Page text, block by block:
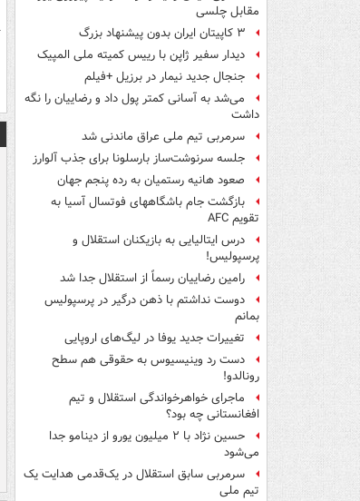
مقابل چلسی
۳ کاپیتان ایران بدون پیشنهاد بزرگ
دیدار سفیر ژاپن با رییس کمیته ملی المپیک
جنجال جدید نیمار در برزیل +فیلم
می‌شد به آسانی کمتر پول داد و رضاییان را نگه
داشت
سرمربی تیم ملی عراق ماندنی شد
جلسه سرنوشت‌ساز بارسلونا برای جذب آلوارز
صعود هانیه رستمیان به رده پنجم جهان
بازگشت جام باشگاههای فوتسال آسیا به
تقویم AFC
درس ایتالیایی‌ به بازیکنان استقلال و
پرسپولیس!
رامین رضاییان رسماً از استقلال جدا شد
دوست نداشتم با ذهن درگیر در پرسپولیس
بمانم
تغییرات جدید یوفا در لیگ‌های اروپایی
دست رد وینیسیوس به حقوقی هم سطح
رونالدو!
ماجرای خواهرخواندگی استقلال و تیم
افغانستانی چه بود؟
حسین نژاد با ۲ میلیون یورو از دینامو جدا
می‌شود
سرمربی سابق استقلال در یک‌قدمی هدایت یک
تیم ملی